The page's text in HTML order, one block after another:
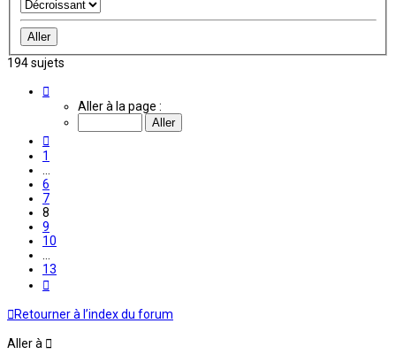
194 sujets
Aller à la page :
1
6
7
8
9
10
13
Retourner à l’index du forum
Aller à